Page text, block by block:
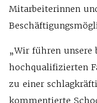
Mitarbeiterinnen
„Wir führen unsere
hochqualifizierten
zu einer
kommentierte